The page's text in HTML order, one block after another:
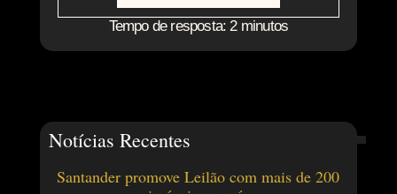
Tempo de resposta: 2 minutos
Notícias Recentes
Santander promove Leilão com mais de 200